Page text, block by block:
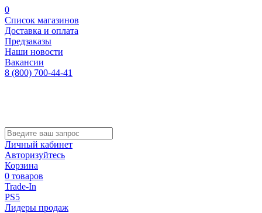
0
Список магазинов
Доставка и оплата
Предзаказы
Наши новости
Вакансии
8 (800) 700-44-41
Личный кабинет
Авторизуйтесь
Корзина
0 товаров
Trade-In
PS5
Лидеры продаж